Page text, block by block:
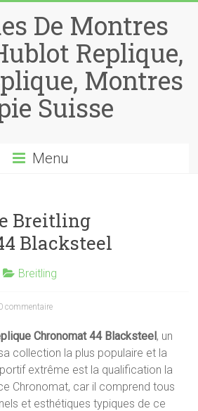
De Montres
Replique,
Montres
Suisse
Menu
Breitling
Blacksteel
Breitling
commentaire
Chronomat 44 Blacksteel, un
collection la plus populaire et la
extrême est la qualification la
Chronomat, car il comprend tous
et esthétiques typiques de ce